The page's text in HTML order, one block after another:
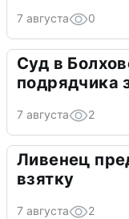
7 августа 0
Суд в
подрядчика
7 августа 2
Ливенец
взятку
7 августа 2